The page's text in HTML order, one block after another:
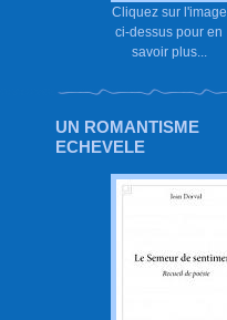
Cliquez sur l'image
ci-dessus pour en
savoir plus...
UN ROMANTISME
ECHEVELE